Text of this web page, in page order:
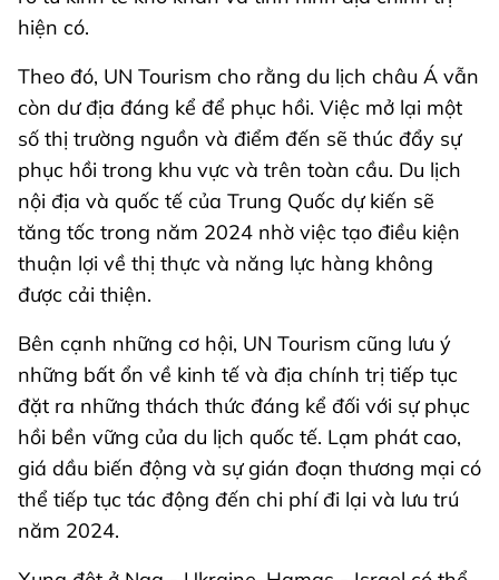
hiện có.
Theo đó, UN Tourism cho rằng du lịch châu Á vẫn
còn dư địa đáng kể để phục hồi. Việc mở lại một
số thị trường nguồn và điểm đến sẽ thúc đẩy sự
phục hồi trong khu vực và trên toàn cầu. Du lịch
nội địa và quốc tế của Trung Quốc dự kiến sẽ
tăng tốc trong năm 2024 nhờ việc tạo điều kiện
thuận lợi về thị thực và năng lực hàng không
được cải thiện.
Bên cạnh những cơ hội, UN Tourism cũng lưu ý
những bất ổn về kinh tế và địa chính trị tiếp tục
đặt ra những thách thức đáng kể đối với sự phục
hồi bền vững của du lịch quốc tế. Lạm phát cao,
giá dầu biến động và sự gián đoạn thương mại có
thể tiếp tục tác động đến chi phí đi lại và lưu trú
năm 2024.